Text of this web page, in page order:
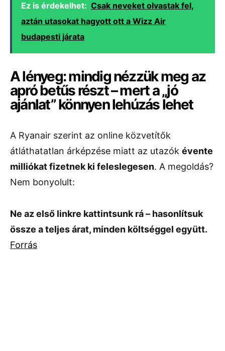
Ez is érdekelhet: Csak neveket olvastak fel,
aztán utasokat hagyott ott a Wizz Air
budapesti járata
A lényeg: mindig nézzük meg az
apró betűs részt – mert a „jó
ajánlat” könnyen lehúzás lehet
A Ryanair szerint az online közvetítők
átláthatatlan árképzése miatt az utazók évente
milliókat fizetnek ki feleslegesen. A megoldás?
Nem bonyolult:
Ne az első linkre kattintsunk rá – hasonlítsuk
össze a teljes árat, minden költséggel együtt.
Forrás